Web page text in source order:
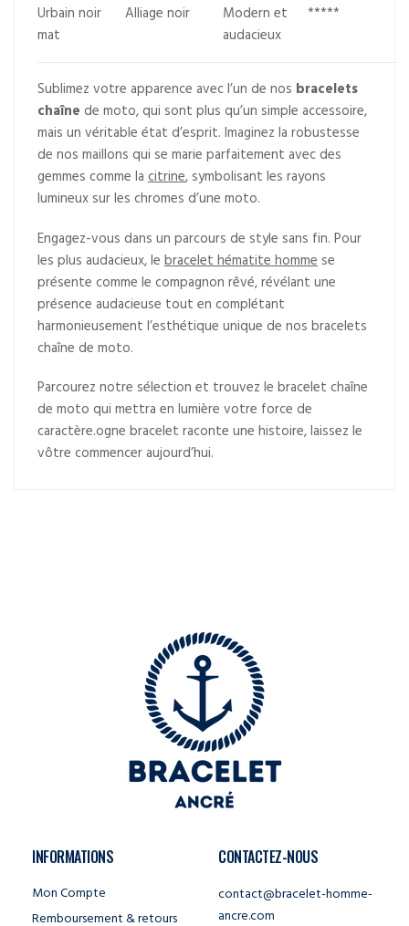
Urbain noir
mat
Alliage noir
Modern et
audacieux
*****
Sublimez votre apparence avec l’un de nos bracelets
chaîne de moto, qui sont plus qu’un simple accessoire,
mais un véritable état d’esprit. Imaginez la robustesse
de nos maillons qui se marie parfaitement avec des
gemmes comme lacitrine, symbolisant les rayons
lumineux sur les chromes d’une moto.
Engagez-vous dans un parcours de style sans fin. Pour
les plus audacieux, lebracelet hématite hommese
présente comme le compagnon rêvé, révélant une
présence audacieuse tout en complétant
harmonieusement l’esthétique unique de nos bracelets
chaîne de moto.
Parcourez notre sélection et trouvez le bracelet chaîne
de moto qui mettra en lumière votre force de
caractère.ogne bracelet raconte une histoire, laissez le
vôtre commencer aujourd’hui.
INFORMATIONS
Mon Compte
Remboursement & retours
CONTACTEZ-NOUS
contact@bracelet-homme-
ancre.com